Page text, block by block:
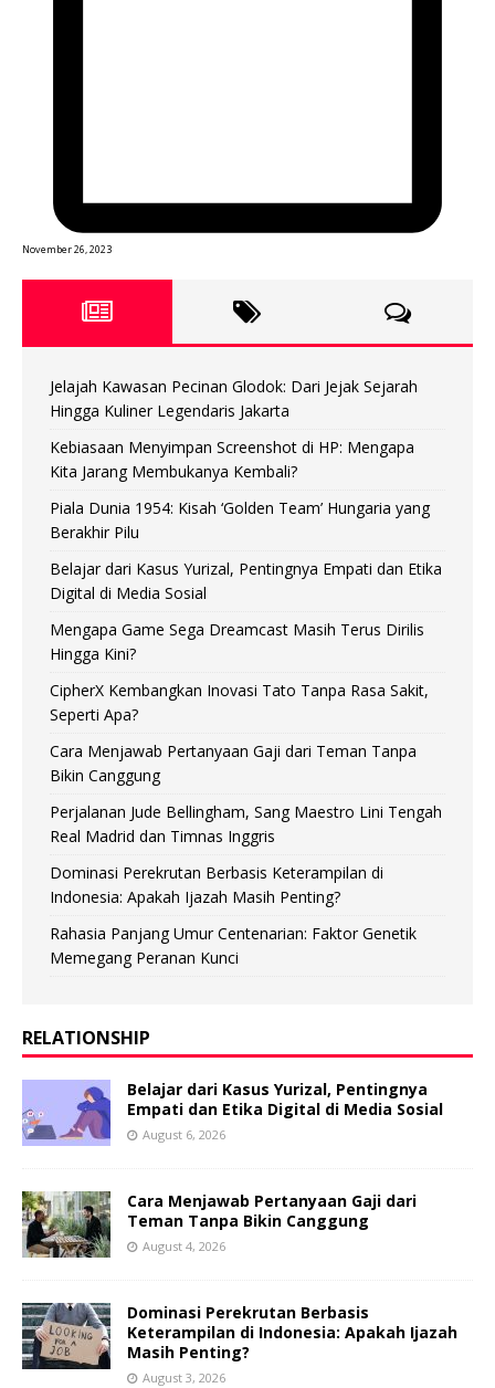
November 26, 2023
Jelajah Kawasan Pecinan Glodok: Dari Jejak Sejarah
Hingga Kuliner Legendaris Jakarta
Kebiasaan Menyimpan Screenshot di HP: Mengapa
Kita Jarang Membukanya Kembali?
Piala Dunia 1954: Kisah ‘Golden Team’ Hungaria yang
Berakhir Pilu
Belajar dari Kasus Yurizal, Pentingnya Empati dan Etika
Digital di Media Sosial
Mengapa Game Sega Dreamcast Masih Terus Dirilis
Hingga Kini?
CipherX Kembangkan Inovasi Tato Tanpa Rasa Sakit,
Seperti Apa?
Cara Menjawab Pertanyaan Gaji dari Teman Tanpa
Bikin Canggung
Perjalanan Jude Bellingham, Sang Maestro Lini Tengah
Real Madrid dan Timnas Inggris
Dominasi Perekrutan Berbasis Keterampilan di
Indonesia: Apakah Ijazah Masih Penting?
Rahasia Panjang Umur Centenarian: Faktor Genetik
Memegang Peranan Kunci
RELATIONSHIP
Belajar dari Kasus Yurizal, Pentingnya
Empati dan Etika Digital di Media Sosial
August 6, 2026
Cara Menjawab Pertanyaan Gaji dari
Teman Tanpa Bikin Canggung
August 4, 2026
Dominasi Perekrutan Berbasis
Keterampilan di Indonesia: Apakah Ijazah
Masih Penting?
August 3, 2026